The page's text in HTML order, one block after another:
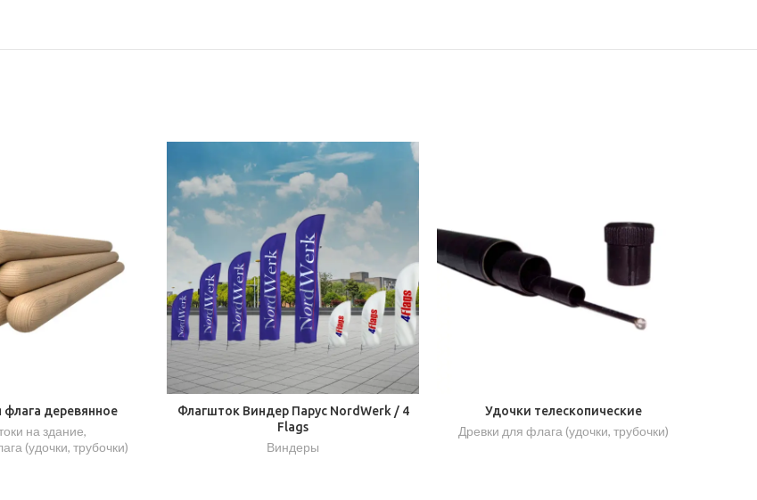
деревянное
на здание,
(удочки, трубочки)
Флагшток Виндер Парус NordWerk / 4
Flags
Виндеры
Удочки телескопические
Древки для флага (удочки, трубочки)